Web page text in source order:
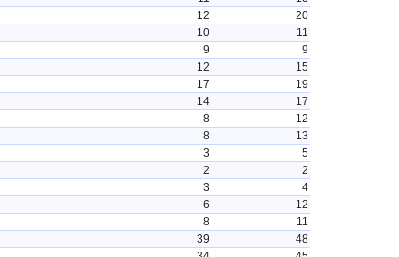
12
20
10
11
9
9
12
15
17
19
14
17
8
12
8
13
3
5
2
2
3
4
6
12
8
11
39
48